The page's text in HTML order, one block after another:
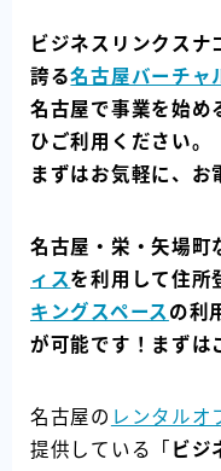
ご利用の流れ
アクセス
会社案内
ビジネスリンクス
誇る名古屋バーチャ
名古屋で事業を始め
ひご利用ください。
まずはお気軽に、お
名古屋・栄・矢場町
ィスを利用して住所
キングスペース の利
が可能です！まずは
名古屋の レンタルオ
提供している「 ビジ